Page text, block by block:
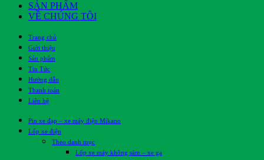
SẢN PHẨM
VỀ CHÚNG TÔI
Trang chủ
Giới thiệu
Sản phẩm
Tin Tức
Hướng dẫn
Thanh toán
Liên hệ
Pin xe đạp – xe máy điện Mikano
Lốp xe điện
Theo danh mục
Lốp xe máy không săm – xe ga